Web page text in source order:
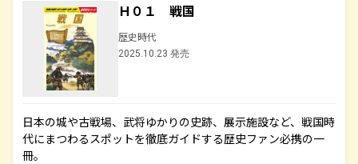
Ｈ０１ 戦国
歴史時代
2025.10.23 発売
日本の城や古戦場、武将ゆかりの史跡、展示施設など、戦国時
代にまつわるスポットを徹底ガイドする歴史ファン必携の一
冊。